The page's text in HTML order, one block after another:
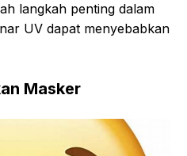
langkah penting dalam
UV dapat menyebabkan
Masker